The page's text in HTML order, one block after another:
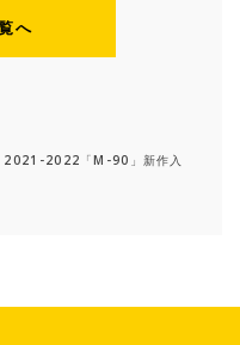
へ
2021-2022「M-90」新作入